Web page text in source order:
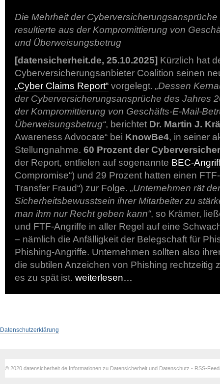
Die Mehrheit der
resultierte aus der Kompromittierung von
und Überweisungsbetrug
[datensicherheit.de, 25.10.2025] Kürzlich hat
Cyberversicherungsanbieter Coalition seinen
„Cyber Claims Report“ vorgelegt. „Dessen
der Cyberversicherungsansprüche des Jahres
der Kompromittierung von Geschäfts-E-Mail-
Überweisungsbetrug“, berichtet Dr. Martin J.
Awareness Advocate“ bei KnowBe4, in seiner
Stellungnahme. 60 Prozent der
der Report, entfielen auf sogenannte BEC-
Compromise“) und 29 Prozent hatten einen
Transfer Fraud“) zur Folge. „Unternehmen rät
Sicherheitsbewusstsein ihrer Mitarbeiter zu
man ihm nur Recht geben kann“, so Krämer,
und FTF-Angriffe in aller Regel auf eine
– nämlich die Anfälligkeit der Belegschaft für
Phishing-Angriffe. Unternehmen sollten also
die subtilen Anzeichen von Phishing rechtzeitig
es zu spät ist. weiterlesen…
Datenschutzerklärung
© 2020 datensicherheit.de Informationen zu Datensicherheit und Datenschutz - RSS-